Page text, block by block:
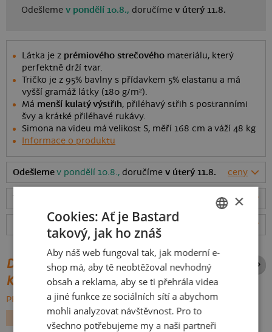
Odešlemev pondělí 10.8., doručímev úterý 11.8.
Látka je z prémiového strečového materiálu, který
perfektně drží tvar.
Tričko je z 95% bavlny s přídavkem 5% elastanu a má
vyšší gramáž látky (180 g/m²).
Má menší kulatý výstřih, přiléhavý střih s postranními
švy a krátké přiléhavé rukávy.
Simona na videu má velikost S, měří 168 cm a váží 48 kg
Informace o produktu
Odešlemev pondělí 10.8., doručímev úterý 11.8. ceny
rozměry
Hodnocení: 4.92 ( 159recenzí)
DALŠÍ POTISKY ZE STEJNÉ
KATEGORIE
PROCHÁZET VŠE:
FILMY A SERIÁLY
AUTO MOTO MOST
SLOVAK
×
Cookies: Ať je Bastard
takový, jak ho znáš
Aby náš web fungoval tak, jak moderní e-
shop má, aby tě neobtěžoval nevhodný
obsah a reklama, aby se ti přehrála videa
a jiné funkce ze sociálních sítí a abychom
mohli analyzovat návštěvnost. Pro to
všechno potřebujeme my a naši partneři